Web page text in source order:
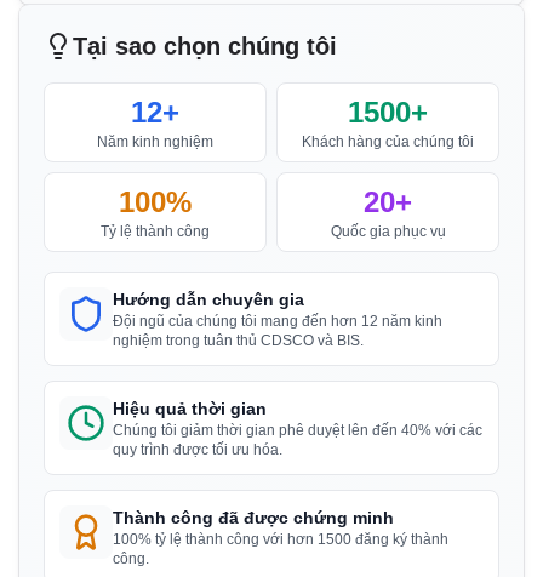
“Hỗ trợ chứng nhận BIS xuất sắc, các tư vấn viên
rất đáng tin cậy.
Anh Yousef
Bahrain Aluminium Manufacturing Company,
Anh Satoshi
Daiki Aluminium Japan, Người giữ giấy phép BIS
tại Nhật Bản
“Hỗ trợ giấy phép BIS hiệu quả, các tư vấn viên
tuyệt vời.
Tại sao chọn chúng tôi
12+
Năm kinh nghiệm
1500+
Khách hàng của chúng tôi
100%
Tỷ lệ thành công
20+
Quốc gia phục vụ
Hướng dẫn chuyên gia
Đội ngũ của chúng tôi mang đến hơn 12 năm kinh
nghiệm trong tuân thủ CDSCO và BIS.
Hiệu quả thời gian
Chúng tôi giảm thời gian phê duyệt lên đến 40% với các
quy trình được tối ưu hóa.
Thành công đã được chứng minh
100% tỷ lệ thành công với hơn 1500 đăng ký thành
công.